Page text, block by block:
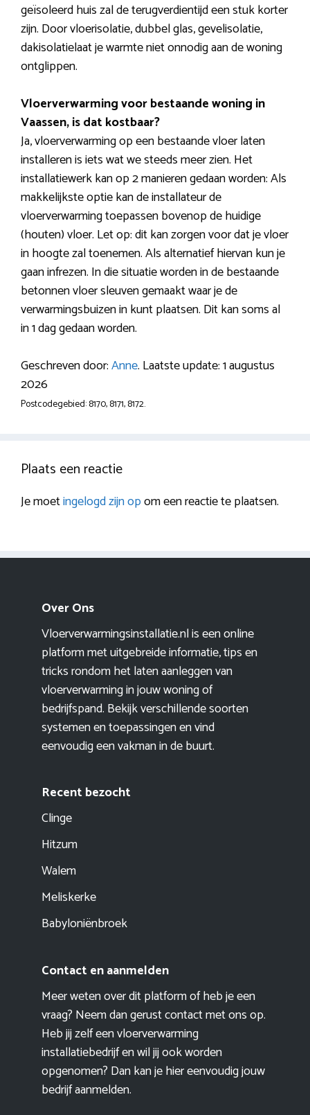
geïsoleerd huis zal de terugverdientijd een stuk korter
zijn. Door vloerisolatie, dubbel glas, gevelisolatie,
dakisolatielaat je warmte niet onnodig aan de woning
ontglippen.
Vloerverwarming voor bestaande woning in
Vaassen, is dat kostbaar?
Ja, vloerverwarming op een bestaande vloer laten
installeren is iets wat we steeds meer zien. Het
installatiewerk kan op 2 manieren gedaan worden: Als
makkelijkste optie kan de installateur de
vloerverwarming toepassen bovenop de huidige
(houten) vloer. Let op: dit kan zorgen voor dat je vloer
in hoogte zal toenemen. Als alternatief hiervan kun je
gaan infrezen. In die situatie worden in de bestaande
betonnen vloer sleuven gemaakt waar je de
verwarmingsbuizen in kunt plaatsen. Dit kan soms al
in 1 dag gedaan worden.
Geschreven door:Anne. Laatste update: 1 augustus
2026
Postcodegebied: 8170, 8171, 8172.
Plaats een reactie
Je moetingelogd zijn opom een reactie te plaatsen.
Over Ons
Vloerverwarmingsinstallatie.nl is een online
platform met uitgebreide informatie, tips en
tricks rondom het laten aanleggen van
vloerverwarming in jouw woning of
bedrijfspand. Bekijk verschillende soorten
systemen en toepassingen en vind
eenvoudig een vakman in de buurt.
Recent bezocht
Clinge
Hitzum
Walem
Meliskerke
Babyloniënbroek
Contact en aanmelden
Meer weten over dit platform of heb je een
vraag? Neem dan gerust contact met ons op.
Heb jij zelf een vloerverwarming
installatiebedrijf en wil jij ook worden
opgenomen? Dan kan je hier eenvoudigjouw
bedrijf aanmelden.